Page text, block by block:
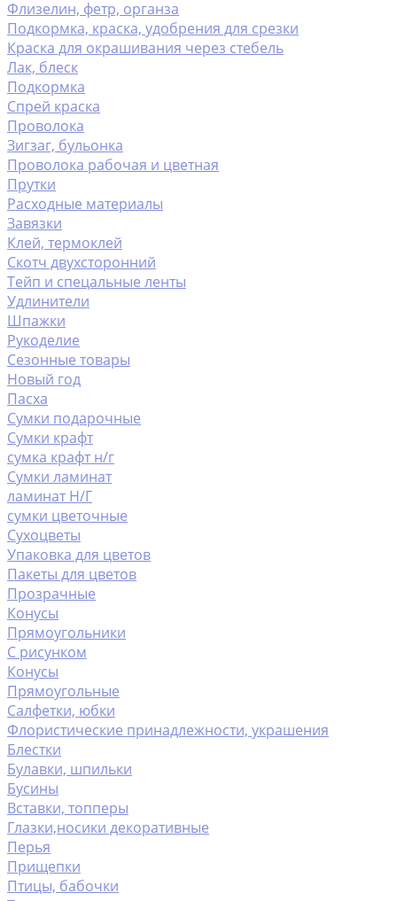
Флизелин, фетр, органза
Подкормка, краска, удобрения для срезки
Краска для окрашивания через стебель
Лак, блеск
Подкормка
Спрей краска
Проволока
Зигзаг, бульонка
Проволока рабочая и цветная
Прутки
Расходные материалы
Завязки
Клей, термоклей
Скотч двухсторонний
Тейп и спецальные ленты
Удлинители
Шпажки
Рукоделие
Сезонные товары
Новый год
Пасха
Сумки подарочные
Сумки крафт
сумка крафт н/г
Сумки ламинат
ламинат Н/Г
сумки цветочные
Сухоцветы
Упаковка для цветов
Пакеты для цветов
Прозрачные
Конусы
Прямоугольники
С рисунком
Конусы
Прямоугольные
Салфетки, юбки
Флористические принадлежности, украшения
Блестки
Булавки, шпильки
Бусины
Вставки, топперы
Глазки,носики декоративные
Перья
Прищепки
Птицы, бабочки